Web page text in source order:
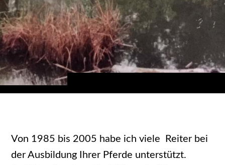
Von 1985 bis 2005 habe ich viele Reiter bei
der Ausbildung Ihrer Pferde unterstützt.